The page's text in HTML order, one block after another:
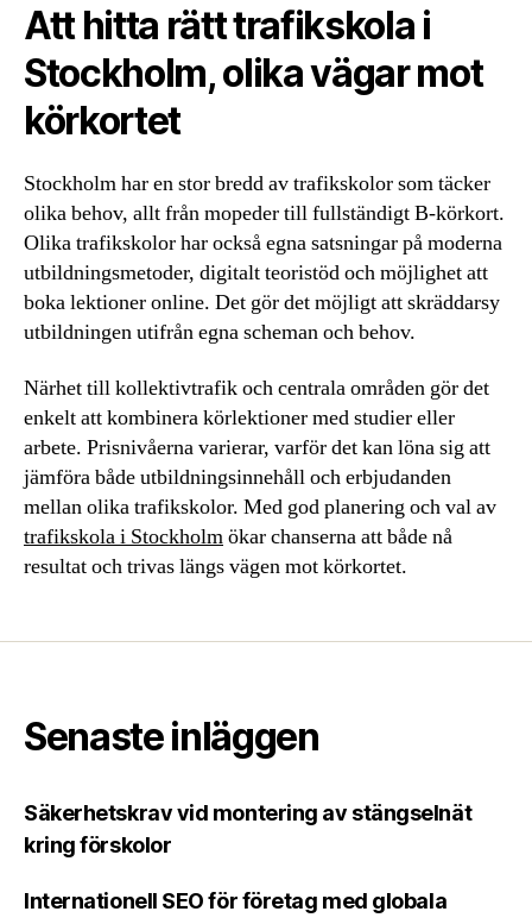
Att hitta rätt trafikskola i
Stockholm, olika vägar mot
körkortet
Stockholm har en stor bredd av trafikskolor som täcker
olika behov, allt från mopeder till fullständigt B-körkort.
Olika trafikskolor har också egna satsningar på moderna
utbildningsmetoder, digitalt teoristöd och möjlighet att
boka lektioner online. Det gör det möjligt att skräddarsy
utbildningen utifrån egna scheman och behov.
Närhet till kollektivtrafik och centrala områden gör det
enkelt att kombinera körlektioner med studier eller
arbete. Prisnivåerna varierar, varför det kan löna sig att
jämföra både utbildningsinnehåll och erbjudanden
mellan olika trafikskolor. Med god planering och val av
trafikskola i Stockholmökar chanserna att både nå
resultat och trivas längs vägen mot körkortet.
Senaste inläggen
Säkerhetskrav vid montering av stängselnät
kring förskolor
Internationell SEO för företag med globala